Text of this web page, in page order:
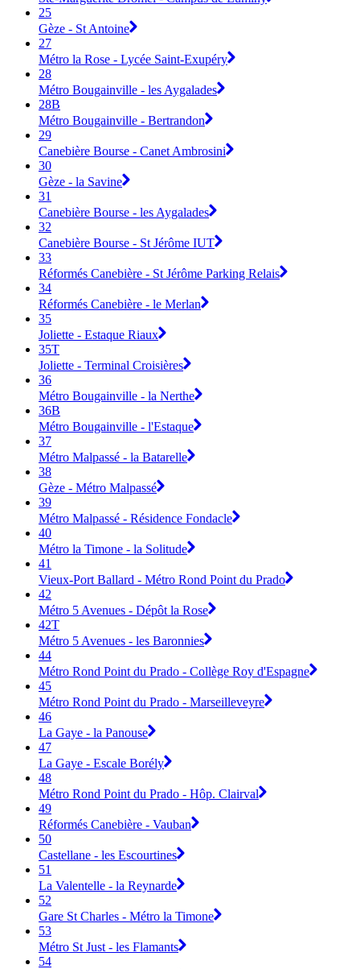
25
Gèze - St Antoine
27
Métro la Rose - Lycée Saint-Exupéry
28
Métro Bougainville - les Aygalades
28B
Métro Bougainville - Bertrandon
29
Canebière Bourse - Canet Ambrosini
30
Gèze - la Savine
31
Canebière Bourse - les Aygalades
32
Canebière Bourse - St Jérôme IUT
33
Réformés Canebière - St Jérôme Parking Relais
34
Réformés Canebière - le Merlan
35
Joliette - Estaque Riaux
35T
Joliette - Terminal Croisières
36
Métro Bougainville - la Nerthe
36B
Métro Bougainville - l'Estaque
37
Métro Malpassé - la Batarelle
38
Gèze - Métro Malpassé
39
Métro Malpassé - Résidence Fondacle
40
Métro la Timone - la Solitude
41
Vieux-Port Ballard - Métro Rond Point du Prado
42
Métro 5 Avenues - Dépôt la Rose
42T
Métro 5 Avenues - les Baronnies
44
Métro Rond Point du Prado - Collège Roy d'Espagne
45
Métro Rond Point du Prado - Marseilleveyre
46
La Gaye - la Panouse
47
La Gaye - Escale Borély
48
Métro Rond Point du Prado - Hôp. Clairval
49
Réformés Canebière - Vauban
50
Castellane - les Escourtines
51
La Valentelle - la Reynarde
52
Gare St Charles - Métro la Timone
53
Métro St Just - les Flamants
54